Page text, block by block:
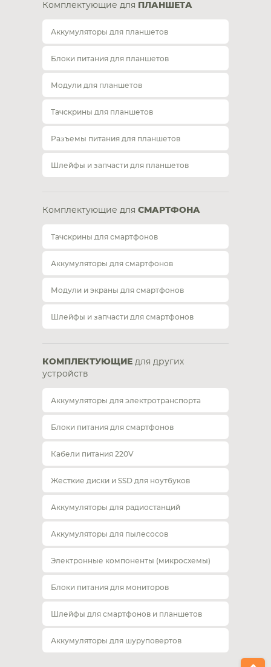
Комплектующие для ПЛАНШЕТА
Аккумуляторы для планшетов
Блоки питания для планшетов
Модули для планшетов
Тачскрины для планшетов
Разъемы питания для планшетов
Шлейфы и запчасти для планшетов
Комплектующие для СМАРТФОНА
Тачскрины для смартфонов
Аккумуляторы для смартфонов
Модули и экраны для смартфонов
Шлейфы и запчасти для смартфонов
КОМПЛЕКТУЮЩИЕ для других
устройств
Аккумуляторы для электротранспорта
Блоки питания для смартфонов
Кабели питания 220V
Жесткие диски и SSD для ноутбуков
Аккумуляторы для радиостанций
Аккумуляторы для пылесосов
Электронные компоненты (микросхемы)
Блоки питания для мониторов
Шлейфы для смартфонов и планшетов
Аккумуляторы для шуруповертов